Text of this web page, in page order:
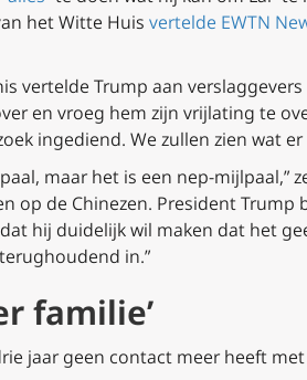
het Witte Huis vertelde EWTN
vertelde Trump aan
en vroeg hem zijn vrijlating te
ingediend. We zullen zien wat er
maar het is een nep-mijlpaal,”
op de Chinezen. President
hij duidelijk wil maken dat het
in.”
familie’
jaar geen contact meer heeft met